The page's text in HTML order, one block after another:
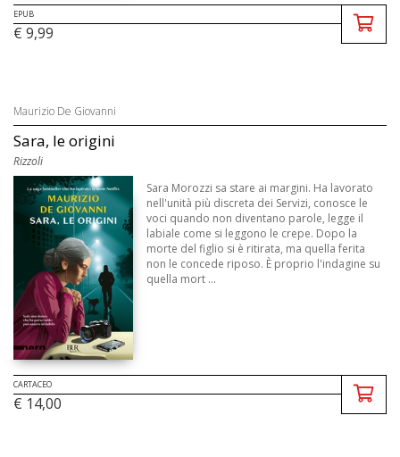
EPUB
€ 9,99
Maurizio De Giovanni
Sara, le origini
Rizzoli
Sara Morozzi sa stare ai margini. Ha lavorato
nell'unità più discreta dei Servizi, conosce le
voci quando non diventano parole, legge il
labiale come si leggono le crepe. Dopo la
morte del figlio si è ritirata, ma quella ferita
non le concede riposo. È proprio l'indagine su
quella mort ...
CARTACEO
€ 14,00